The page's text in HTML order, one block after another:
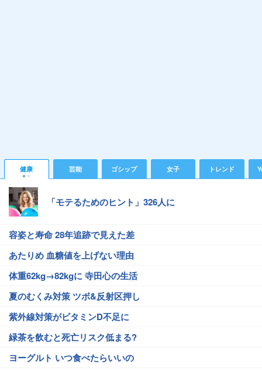
健康 芸能 ゴシップ 女子 トレンド
「モテるためのヒント」326人に
容姿と寿命 28年追跡で見えた差
あたりめ 血糖値を上げない理由
体重62kg→82kgに 寺田心の生活
夏のむくみ対策 ツボ&反射区押し
紫外線対策がビタミンD不足に
緑茶を飲むと死亡リスク低まる?
ヨーグルト いつ食べたらいいの